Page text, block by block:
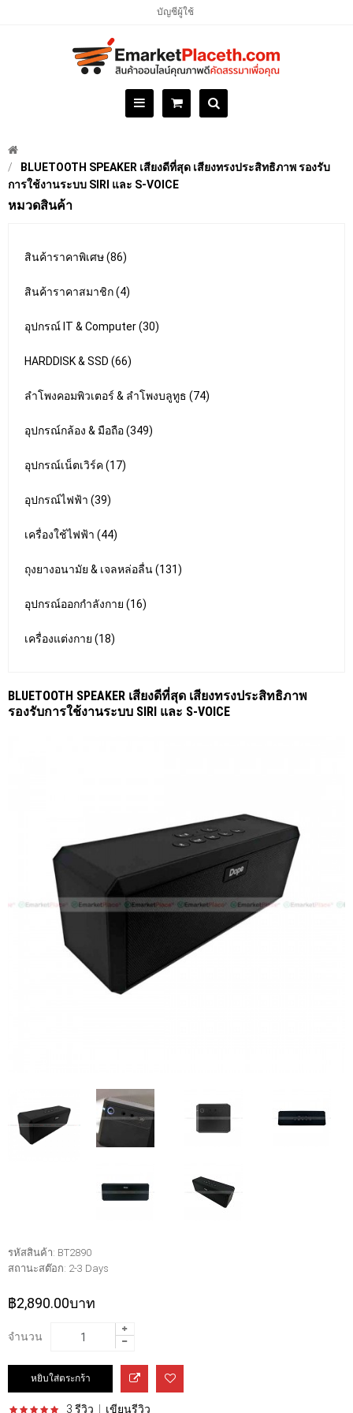
บัญชีผู้ใช้
BLUETOOTH SPEAKER เสียงดีที่สุด เสียงทรงประสิทธิภาพ รองรับ
การใช้งานระบบ SIRI และ S-VOICE
หมวดสินค้า
สินค้าราคาพิเศษ (86)
สินค้าราคาสมาชิก (4)
อุปกรณ์ IT & Computer (30)
HARDDISK & SSD (66)
ลำโพงคอมพิวเตอร์ & ลำโพงบลูทูธ (74)
อุปกรณ์กล้อง & มือถือ (349)
อุปกรณ์เน็ตเวิร์ค (17)
อุปกรณ์ไฟฟ้า (39)
เครื่องใช้ไฟฟ้า (44)
ถุงยางอนามัย & เจลหล่อลื่น (131)
อุปกรณ์ออกกำลังกาย (16)
เครื่องแต่งกาย (18)
BLUETOOTH SPEAKER เสียงดีที่สุด เสียงทรงประสิทธิภาพ
รองรับการใช้งานระบบ SIRI และ S-VOICE
รหัสสินค้า: BT2890
สถานะสต๊อก: 2-3 Days
฿2,890.00บาท
จำนวน
3 รีวิว เขียนรีวิว